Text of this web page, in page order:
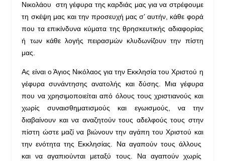
Νικολάου στη γέφυρα της καρδιάς μας για να στρέφουμε
τη σκέψη μας και την προσευχή μας σ’ αυτήν, κάθε φορά
που τα επικίνδυνα κύματα της θρησκευτικής αδιαφορίας
ή των κάθε λογής πειρασμών κλυδωνίζουν την πίστη
μας.
Ας είναι ο Άγιος Νικόλαος για την Εκκλησία του Χριστού η
γέφυρα συνάντησης ανατολής και δύσης. Μια γέφυρα
που να χρησιμοποιείται από όλους τους χριστιανούς και
χωρίς συναισθηματισμούς και εγωισμούς, να την
διαβαίνουν και να αναζητούν τους αδελφούς τους στην
πίστη ώστε μαζί να βιώνουν την αγάπη του Χριστού και
την ενότητα της Εκκλησίας. Να αγαπούν τους άλλους
και να αγαπιούνται μεταξύ τους. Να αγαπούν χωρίς